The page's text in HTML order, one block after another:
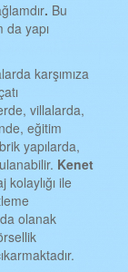
. Bu
yapı
karşımıza
villalarda,
eğitim
yapılarda,
Kenet
ile
da olanak